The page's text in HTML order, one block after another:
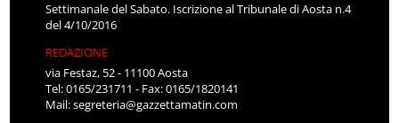
Settimanale del Sabato. Iscrizione al Tribunale di Aosta n.4
del 4/10/2016
REDAZIONE
via Festaz, 52 - 11100 Aosta
Tel: 0165/231711 - Fax: 0165/1820141
Mail:segreteria@gazzettamatin.com